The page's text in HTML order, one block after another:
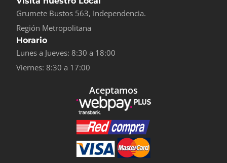
Grumete Bustos 563, Independencia.
Región Metropolitana
Horario
Lunes a Jueves: 8:30 a 18:00
Viernes: 8:30 a 17:00
Aceptamos